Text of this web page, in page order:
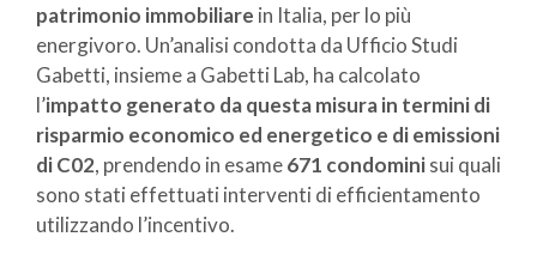
patrimonio immobiliare in Italia, per lo più
energivoro. Un’analisi condotta da Ufficio Studi
Gabetti, insieme a Gabetti Lab, ha calcolato
l’impatto generato da questa misura in termini di
risparmio economico ed energetico e di emissioni
di C02, prendendo in esame671 condominisui quali
sono stati effettuati interventi di efficientamento
utilizzando l’incentivo.